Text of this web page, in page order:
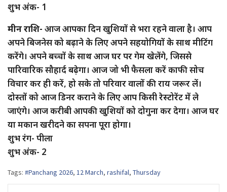
शुभ अंक- 1
मीन राशि- आज आपका दिन खुशियों से भरा रहने वाला है। आप
अपने बिजनेस को बढ़ाने के लिए अपने सहयोगियों के साथ मीटिंग
करेंगे। अपने बच्चों के साथ आज घर पर गेम खेलेंगे, जिससे
पारिवारिक सौहार्द बढ़ेगा। आज जो भी फैसला करें काफी सोच
विचार कर ही करें, हो सके तो परिवार वालों की राय जरूर लें।
दोस्तों को आज डिनर कराने के लिए आप किसी रेस्टोरेंट में ले
जाएंगे। आज करीबी आपकी खुशियों को दोगुना कर देगा। आज घर
या मकान खरीदने का सपना पूरा होगा।
शुभ रंग- पीला
शुभ अंक- 2
Tags: #Panchang 2026, 12 March, rashifal, Thursday